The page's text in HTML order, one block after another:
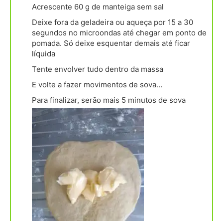
Acrescente 60 g de manteiga sem sal
Deixe fora da geladeira ou aqueça por 15 a 30
segundos no microondas até chegar em ponto de
pomada. Só deixe esquentar demais até ficar
líquida
Tente envolver tudo dentro da massa
E volte a fazer movimentos de sova…
Para finalizar, serão mais 5 minutos de sova